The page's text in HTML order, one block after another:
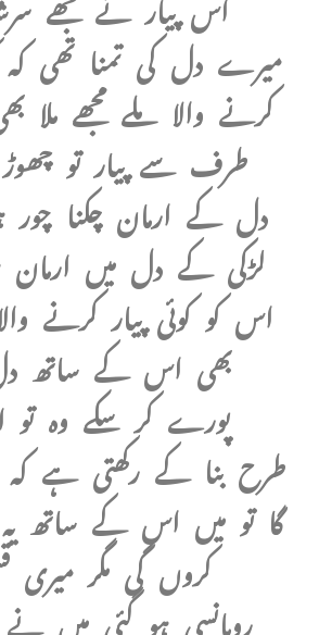
میرے دل کی تمنا تھی کہ
کرنے والا ملے مجھے ملا
طرف سے پیار تو
دل کے ارمان چکنا چور
لڑکی کے دل میں
اس کو کوئی پیار کرنے
بھی اس کے ساتھ
پورے کر سکے وہ
طرح بنا کے رکھتی ہے
گا تو میں اس کے ساتھ
کروں گی مگر
روہانسی ہو گئی میں